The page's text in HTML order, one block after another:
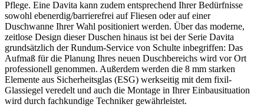
Pflege. Eine Davita kann zudem entsprechend Ihrer Bedürfnisse
sowohl ebenerdig/barrierefrei auf Fliesen oder auf einer
Duschwanne Ihrer Wahl positioniert werden. Über das moderne,
zeitlose Design dieser Duschen hinaus ist bei der Serie Davita
grundsätzlich der Rundum-Service von Schulte inbegriffen: Das
Aufmaß für die Planung Ihres neuen Duschbereichs wird vor Ort
professionell genommen. Außerdem werden die 8 mm starken
Elemente aus Sicherheitsglas (ESG) werkseitig mit dem fixil-
Glassiegel veredelt und auch die Montage in Ihrer Einbausituation
wird durch fachkundige Techniker gewährleistet.